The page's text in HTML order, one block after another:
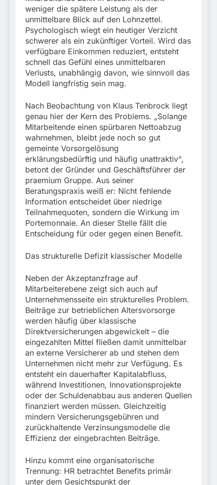
weniger die spätere Leistung als der
unmittelbare Blick auf den Lohnzettel.
Psychologisch wiegt ein heutiger Verzicht
schwerer als ein zukünftiger Vorteil. Wird das
verfügbare Einkommen reduziert, entsteht
schnell das Gefühl eines unmittelbaren
Verlusts, unabhängig davon, wie sinnvoll das
Modell langfristig sein mag.
Nach Beobachtung von Klaus Tenbrock liegt
genau hier der Kern des Problems. „Solange
Mitarbeitende einen spürbaren Nettoabzug
wahrnehmen, bleibt jede noch so gut
gemeinte Vorsorgelösung
erklärungsbedürftig und häufig unattraktiv“,
betont der Gründer und Geschäftsführer der
praemium Gruppe. Aus seiner
Beratungspraxis weiß er: Nicht fehlende
Information entscheidet über niedrige
Teilnahmequoten, sondern die Wirkung im
Portemonnaie. An dieser Stelle fällt die
Entscheidung für oder gegen einen Benefit.
Das strukturelle Defizit klassischer Modelle
Neben der Akzeptanzfrage auf
Mitarbeiterebene zeigt sich auch auf
Unternehmensseite ein strukturelles Problem.
Beiträge zur betrieblichen Altersvorsorge
werden häufig über klassische
Direktversicherungen abgewickelt – die
eingezahlten Mittel fließen damit unmittelbar
an externe Versicherer ab und stehen dem
Unternehmen nicht mehr zur Verfügung. Es
entsteht ein dauerhafter Kapitalabfluss,
während Investitionen, Innovationsprojekte
oder der Schuldenabbau aus anderen Quellen
finanziert werden müssen. Gleichzeitig
mindern Versicherungsgebühren und
zurückhaltende Verzinsungsmodelle die
Effizienz der eingebrachten Beiträge.
Hinzu kommt eine organisatorische
Trennung: HR betrachtet Benefits primär
unter dem Gesichtspunkt der